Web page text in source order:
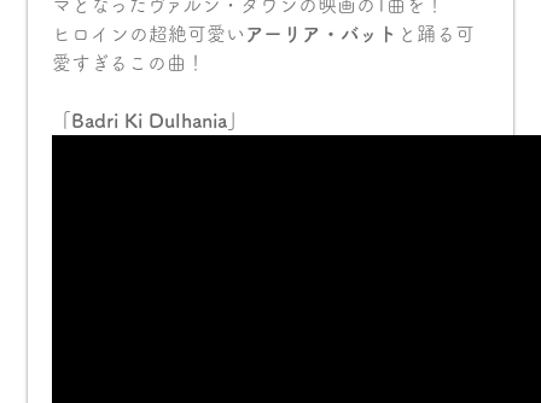
マとなったヴァルン・ダワンの映画の1曲を！
ヒロインの超絶可愛い アーリア・バット と踊る可
愛すぎるこの曲！
「Badri Ki Dulhania」